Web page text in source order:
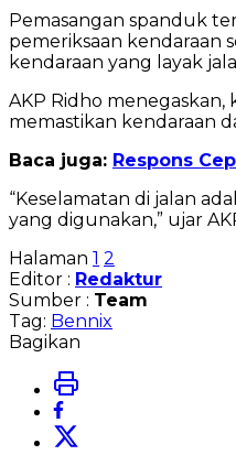
Pemasangan spanduk
pemeriksaan kendaraan
kendaraan yang layak
AKP Ridho
memastikan kendaraan
Baca juga: Respons
“Keselamatan di jalan
yang digunakan,” ujar
Halaman 1 2
Editor : Redaktur
Sumber : Team
Tag: Bennix
Bagikan